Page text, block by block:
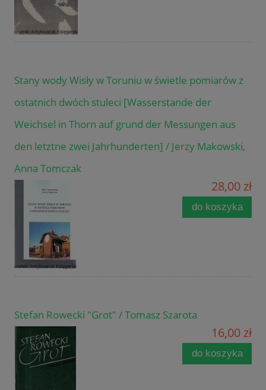
Stany wody Wisły w Toruniu w świetle pomiarów z
ostatnich dwóch stuleci [Wasserstande der
Weichsel in Thorn auf grund der Messungen aus
den letztne zwei Jahrhunderten] / Jerzy Makowski,
Anna Tomczak
28,00 zł
do koszyka
Stefan Rowecki "Grot" / Tomasz Szarota
16,00 zł
do koszyka